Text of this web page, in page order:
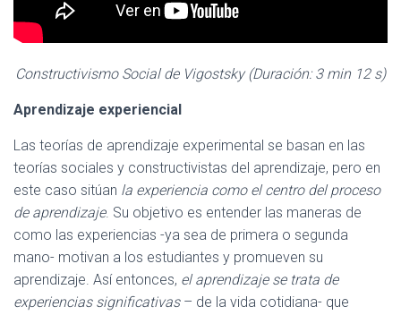
Constructivismo Social de Vigostsky (Duración: 3 min 12 s)
Aprendizaje experiencial
Las teorías de aprendizaje experimental se basan en las
teorías sociales y constructivistas del aprendizaje, pero en
este caso sitúan la experiencia como el centro del proceso
de aprendizaje. Su objetivo es entender las maneras de
como las experiencias -ya sea de primera o segunda
mano- motivan a los estudiantes y promueven su
aprendizaje. Así entonces, el aprendizaje se trata de
experiencias significativas– de la vida cotidiana- que